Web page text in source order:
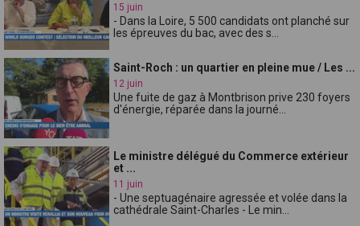
15 juin
- Dans la Loire, 5 500 candidats ont planché sur
les épreuves du bac, avec des s...
Saint-Roch : un quartier en pleine mue / Les ...
12 juin
Une fuite de gaz à Montbrison prive 230 foyers
d'énergie, réparée dans la journé...
Le ministre délégué du Commerce extérieur
et ...
11 juin
- Une septuagénaire agressée et volée dans la
cathédrale Saint-Charles - Le min...